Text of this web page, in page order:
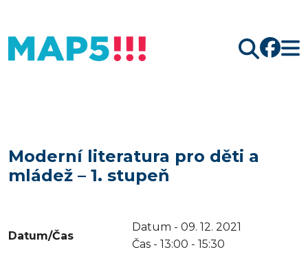
Moderní literatura pro děti a
mládež – 1. stupeň
Datum/Čas
Datum - 09. 12. 2021
Čas - 13:00 - 15:30